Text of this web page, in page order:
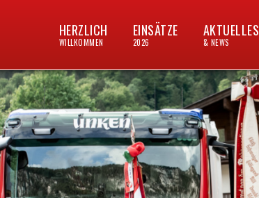
HERZLICH
WILLKOMMEN
EINSÄTZE
2026
AKTUELLES
& NEWS